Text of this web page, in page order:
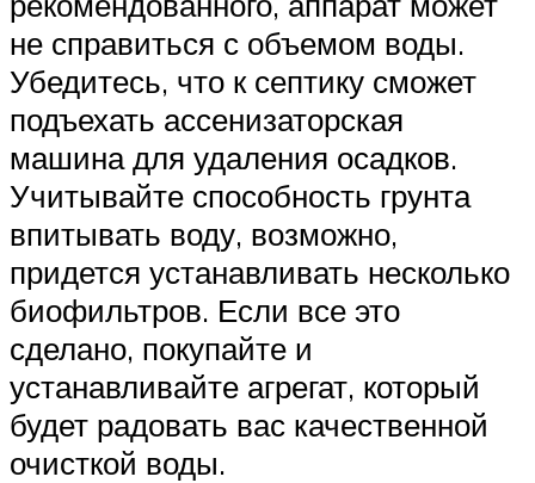
не справиться с объемом воды.
Убедитесь, что к септику сможет
подъехать ассенизаторская
машина для удаления осадков.
Учитывайте способность грунта
впитывать воду, возможно,
придется устанавливать несколько
биофильтров. Если все это
сделано, покупайте и
устанавливайте агрегат, который
будет радовать вас качественной
очисткой воды.